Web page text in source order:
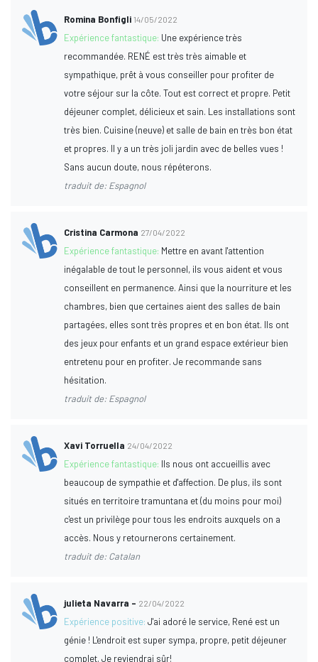
Romina Bonfigli 14/05/2022
Expérience fantastique: Une expérience très
recommandée. RENÉ est très très aimable et
sympathique, prêt à vous conseiller pour profiter de
votre séjour sur la côte. Tout est correct et propre. Petit
déjeuner complet, délicieux et sain. Les installations sont
très bien. Cuisine (neuve) et salle de bain en très bon état
et propres. Il y a un très joli jardin avec de belles vues !
Sans aucun doute, nous répéterons.
traduit de: Espagnol
Cristina Carmona 27/04/2022
Expérience fantastique: Mettre en avant l'attention
inégalable de tout le personnel, ils vous aident et vous
conseillent en permanence. Ainsi que la nourriture et les
chambres, bien que certaines aient des salles de bain
partagées, elles sont très propres et en bon état. Ils ont
des jeux pour enfants et un grand espace extérieur bien
entretenu pour en profiter. Je recommande sans
hésitation.
traduit de: Espagnol
Xavi Torruella 24/04/2022
Expérience fantastique: Ils nous ont accueillis avec
beaucoup de sympathie et d'affection. De plus, ils sont
situés en territoire tramuntana et (du moins pour moi)
c'est un privilège pour tous les endroits auxquels on a
accès. Nous y retournerons certainement.
traduit de: Catalan
julieta Navarra - 22/04/2022
Expérience positive:J'ai adoré le service, René est un
génie ! L'endroit est super sympa, propre, petit déjeuner
complet. Je reviendrai sûr!